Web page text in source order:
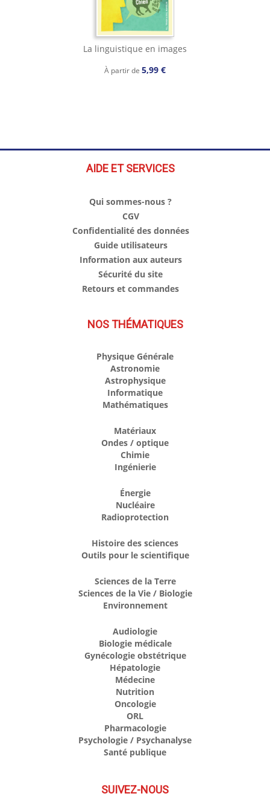
La linguistique en images
À partir de 5,99 €
AIDE ET SERVICES
Qui sommes-nous ?
CGV
Confidentialité des données
Guide utilisateurs
Information aux auteurs
Sécurité du site
Retours et commandes
NOS THÉMATIQUES
Physique Générale
Astronomie
Astrophysique
Informatique
Mathématiques
Matériaux
Ondes / optique
Chimie
Ingénierie
Énergie
Nucléaire
Radioprotection
Histoire des sciences
Outils pour le scientifique
Sciences de la Terre
Sciences de la Vie / Biologie
Environnement
Audiologie
Biologie médicale
Gynécologie obstétrique
Hépatologie
Médecine
Nutrition
Oncologie
ORL
Pharmacologie
Psychologie / Psychanalyse
Santé publique
SUIVEZ-NOUS